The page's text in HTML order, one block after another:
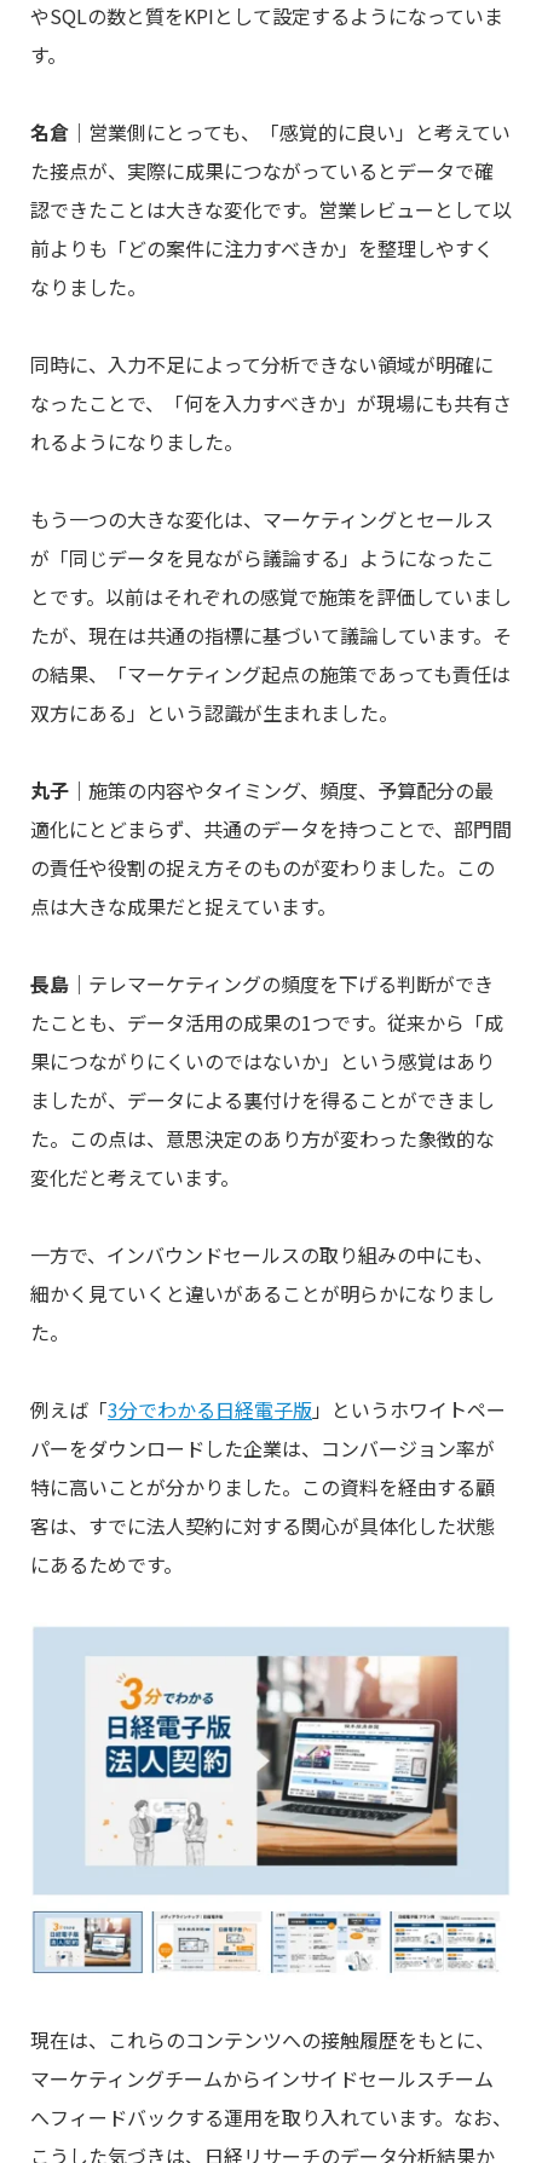
やSQLの数と質をKPIとして設定するようになっていま
す。
名倉 ｜営業側にとっても、「感覚的に良い」と考えてい
た接点が、実際に成果につながっているとデータで確
認できたことは大きな変化です。営業レビューとして以
前よりも「どの案件に注力すべきか」を整理しやすく
なりました。
同時に、入力不足によって分析できない領域が明確に
なったことで、「何を入力すべきか」が現場にも共有さ
れるようになりました。
もう一つの大きな変化は、マーケティングとセールス
が「同じデータを見ながら議論する」ようになったこ
とです。以前はそれぞれの感覚で施策を評価していまし
たが、現在は共通の指標に基づいて議論しています。そ
の結果、「マーケティング起点の施策であっても責任は
双方にある」という認識が生まれました。
丸子 ｜施策の内容やタイミング、頻度、予算配分の最
適化にとどまらず、共通のデータを持つことで、部門間
の責任や役割の捉え方そのものが変わりました。この
点は大きな成果だと捉えています。
長島 ｜テレマーケティングの頻度を下げる判断ができ
たことも、データ活用の成果の1つです。従来から「成
果につながりにくいのではないか」という感覚はあり
ましたが、データによる裏付けを得ることができまし
た。この点は、意思決定のあり方が変わった象徴的な
変化だと考えています。
一方で、インバウンドセールスの取り組みの中にも、
細かく見ていくと違いがあることが明らかになりまし
た。
例えば「3分でわかる日経電子版」というホワイトペー
パーをダウンロードした企業は、コンバージョン率が
特に高いことが分かりました。この資料を経由する顧
客は、すでに法人契約に対する関心が具体化した状態
にあるためです。
現在は、これらのコンテンツへの接触履歴をもとに、
マーケティングチームからインサイドセールスチーム
へフィードバックする運用を取り入れています。なお、
こうした気づきは、日経リサーチのデータ分析結果か